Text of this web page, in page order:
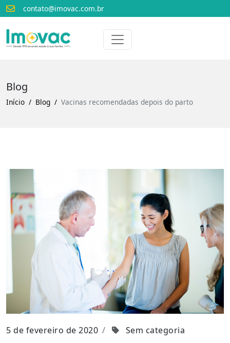
contato@imovac.com.br
Voltar para o início
Blog
Início Blog Vacinas recomendadas depois do parto
5 de fevereiro de 2020 Sem categoria